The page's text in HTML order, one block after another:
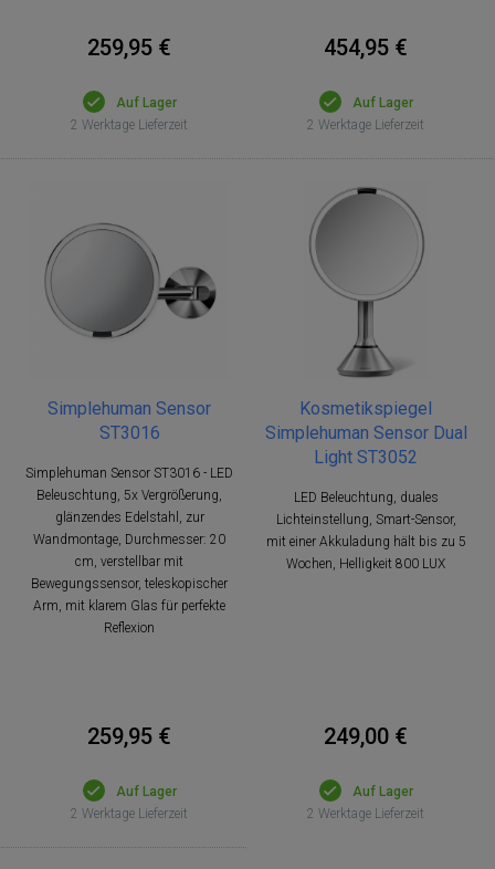
259,95 €
Auf Lager
2 Werktage Lieferzeit
454,95 €
Auf Lager
2 Werktage Lieferzeit
Simplehuman Sensor
ST3016
Simplehuman Sensor ST3016 - LED
Beleuschtung, 5x Vergrößerung,
glänzendes Edelstahl, zur
Wandmontage, Durchmesser: 20
cm, verstellbar mit
Bewegungssensor, teleskopischer
Arm, mit klarem Glas für perfekte
Reflexion
259,95 €
Auf Lager
2 Werktage Lieferzeit
Kosmetikspiegel
Simplehuman Sensor Dual
Light ST3052
LED Beleuchtung, duales
Lichteinstellung, Smart-Sensor,
mit einer Akkuladung hält bis zu 5
Wochen, Helligkeit 800 LUX
249,00 €
Auf Lager
2 Werktage Lieferzeit